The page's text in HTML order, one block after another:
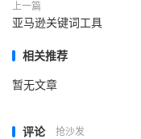
上一篇
亚马逊关键词工具
相关推荐
暂无文章
评论 抢沙发